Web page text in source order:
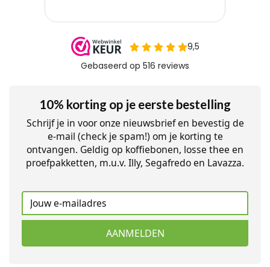
10% korting op je eerste bestelling
Schrijf je in voor onze nieuwsbrief en bevestig de
e-mail (check je spam!) om je korting te
ontvangen. Geldig op koffiebonen, losse thee en
proefpakketten, m.u.v. Illy, Segafredo en Lavazza.
AANMELDEN